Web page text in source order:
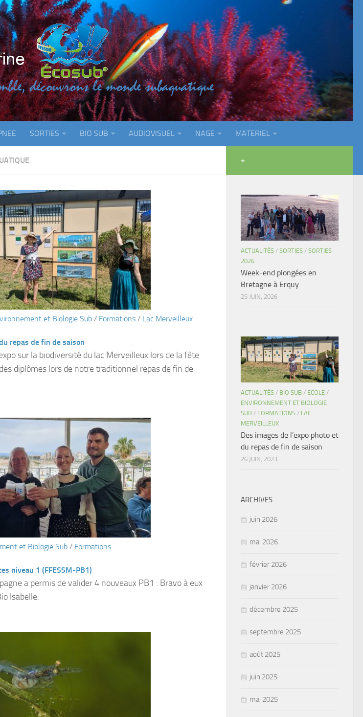
SORTIES BIO SUB AUDIOVISUEL NAGE MATERIEL
et Biologie Sub / Formations / Lac Merveilleux
repas de fin de saison
sur la biodiversité du lac Merveilleux lors de la fête
diplômes lors de notre traditionnel repas de fin de
et Biologie Sub / Formations
niveau 1 (FFESSM-PB1)
a permis de valider 4 nouveaux PB1 : Bravo à eux
Isabelle.
+
ACTUALITÉS / SORTIES / SORTIES
2026
Week-end plongées en
Bretagne à Erquy
25 JUIN, 2026
ACTUALITÉS / BIO SUB / ECOLE /
ENVIRONNEMENT ET BIOLOGIE
SUB / FORMATIONS / LAC
MERVEILLEUX
Des images de l’expo photo et
du repas de fin de saison
26 JUIN, 2023
ARCHIVES
juin 2026
mai 2026
février 2026
janvier 2026
décembre 2025
septembre 2025
août 2025
juin 2025
mai 2025